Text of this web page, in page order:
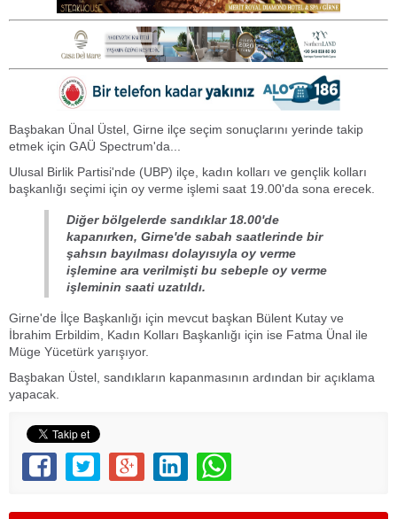
Başbakan Ünal Üstel, Girne ilçe seçim sonuçlarını yerinde takip
etmek için GAÜ Spectrum'da...
Ulusal Birlik Partisi'nde (UBP) ilçe, kadın kolları ve gençlik kolları
başkanlığı seçimi için oy verme işlemi saat 19.00'da sona erecek.
Diğer bölgelerde sandıklar 18.00'de
kapanırken, Girne'de sabah saatlerinde bir
şahsın bayılması dolayısıyla oy verme
işlemine ara verilmişti bu sebeple oy verme
işleminin saati uzatıldı.
Girne'de İlçe Başkanlığı için mevcut başkan Bülent Kutay ve
İbrahim Erbildim, Kadın Kolları Başkanlığı için ise Fatma Ünal ile
Müge Yücetürk yarışıyor.
Başbakan Üstel, sandıkların kapanmasının ardından bir açıklama
yapacak.